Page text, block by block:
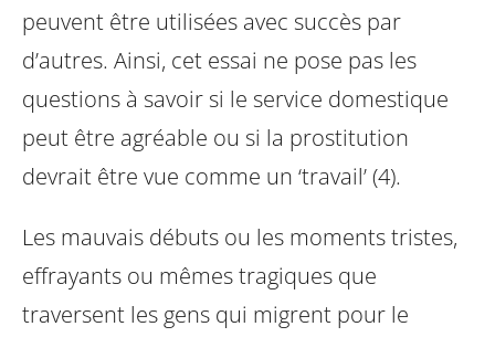
peuvent être utilisées avec succès par
d’autres. Ainsi, cet essai ne pose pas les
questions à savoir si le service domestique
peut être agréable ou si la prostitution
devrait être vue comme un ‘travail’ (4).
Les mauvais débuts ou les moments tristes,
effrayants ou mêmes tragiques que
traversent les gens qui migrent pour le